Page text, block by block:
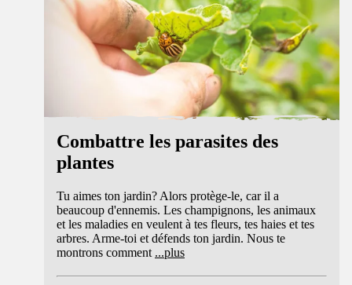
Combattre les parasites des
plantes
Tu aimes ton jardin? Alors protège-le, car il a
beaucoup d'ennemis. Les champignons, les animaux
et les maladies en veulent à tes fleurs, tes haies et tes
arbres. Arme-toi et défends ton jardin. Nous te
montrons comment ...plus